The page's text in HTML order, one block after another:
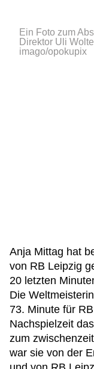
Ein Foto zum
Direktor Uli
imago/opokupix
Anja Mittag hat
von RB Leipzig
20 letzten
Die
73. Minute für
Nachspielzeit
zum
war sie von der